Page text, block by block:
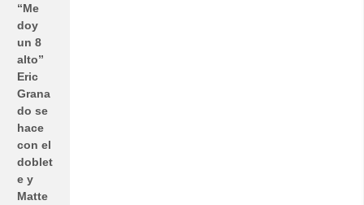
“Me
doy
un 8
alto”
Eric
Grana
do se
hace
con el
doblet
e y
Matte